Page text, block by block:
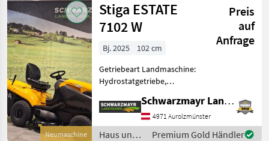
Stiga
Neumaschine
Stiga ESTATE
7102 W
Preis
auf
Anfrage
Bj. 2025
102 cm
Getriebeart Landmaschine:
Hydrostatgetriebe,
Rasentraktor TCNS 102
Hydro - mit Stiga ST 700
TWIN Motor - mit 708ccm
Schwarzmayr Landtechnik GmbH - Aurolzmünster
4971 Aurolzmünster
Haus und
Premium Gold Händler